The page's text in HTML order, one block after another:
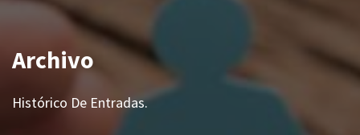
Archivo
Histórico De Entradas.